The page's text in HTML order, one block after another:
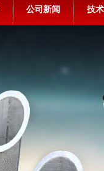
公司新闻 技